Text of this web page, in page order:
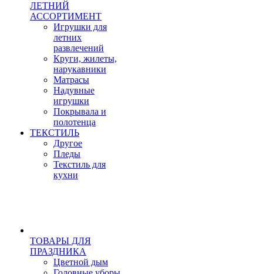
ЛЕТНИЙ
АССОРТИМЕНТ
Игрушки для
летних
развлечений
Круги, жилеты,
нарукавники
Матрасы
Надувные
игрушки
Покрывала и
полотенца
ТЕКСТИЛЬ
Другое
Пледы
Текстиль для
кухни
ТОВАРЫ ДЛЯ
ПРАЗДНИКА
Цветной дым